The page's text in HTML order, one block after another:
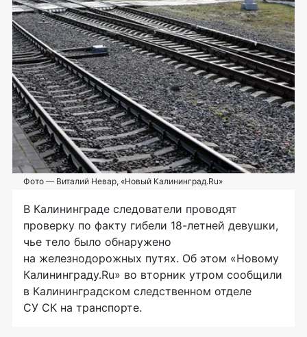
Фото — Виталий Невар, «Новый Калининград.Ru»
В Калининграде следователи проводят
проверку по факту гибели 18-летней девушки,
чье тело было обнаружено
на железнодорожных путях. Об этом «Новому
Калининграду.Ru» во вторник утром сообщили
в Калининградском следственном отделе
СУ СК на транспорте.